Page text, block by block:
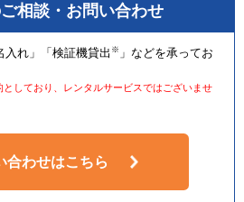
相談・お問い合わせ
入れ」「検証機貸出 ※ 」などを承ってお
しており、レンタルサービスではございませ
合わせはこちら